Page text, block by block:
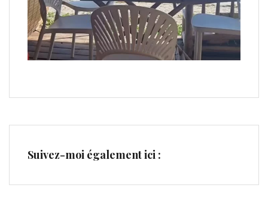
Suivez-moi également ici :